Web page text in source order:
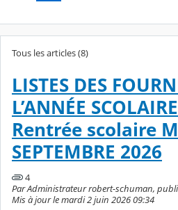
Tous les articles (8)
LISTES DES
L’ANNÉE
Rentrée scolaire
SEPTEMBRE 2026
4
Par Administrateur robert-schuman,
Mis à jour le mardi 2 juin 2026 09:34